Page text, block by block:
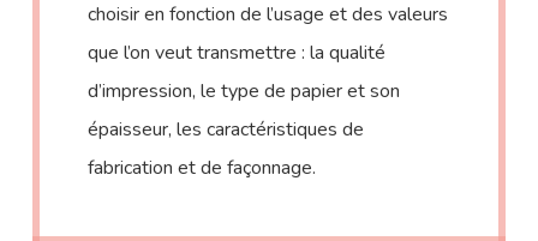
choisir en fonction de l’usage et des valeurs
que l’on veut transmettre : la qualité
d’impression, le type de papier et son
épaisseur, les caractéristiques de
fabrication et de façonnage.